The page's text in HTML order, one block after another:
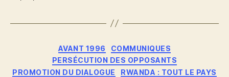
Catégories
AVANT 1996
COMMUNIQUES
PERSÉCUTION DES OPPOSANTS
PROMOTION DU DIALOGUE
RWANDA : TOUT LE PAYS